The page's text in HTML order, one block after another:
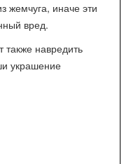
жемчуга, иначе эти
вред.
также навредить
украшение